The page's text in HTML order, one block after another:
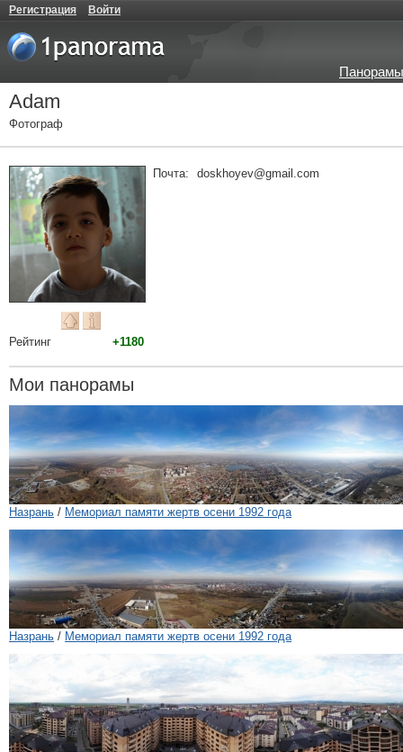
Регистрация Войти
Adam
Фотограф
Рейтинг +1180
Почта: doskhoyev@gmail.com
Мои панорамы
Назрань / Мемориал памяти жертв осени 1992 года
Назрань / Мемориал памяти жертв осени 1992 года